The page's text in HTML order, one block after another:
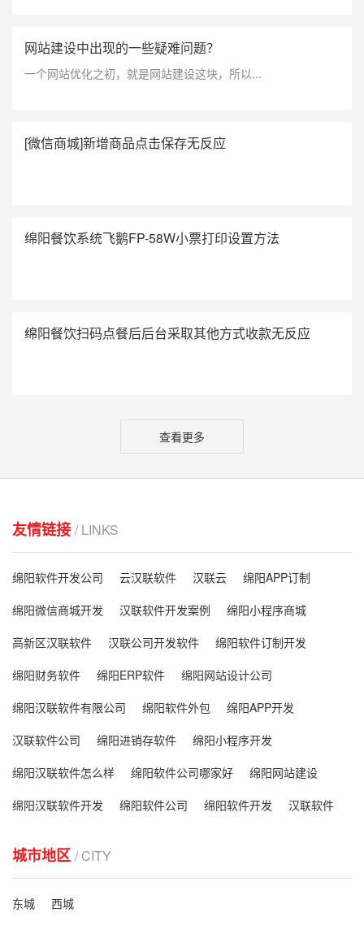
网站建设中出现的一些疑难问题？
一个网站优化之初，就是网站建设这块，所以...
[微信商城]新增商品点击保存无反应
绵阳餐饮系统飞鹅FP-58W小票打印设置方法
绵阳餐饮扫码点餐后后台采取其他方式收款无反应
查看更多
友情链接 / LINKS
绵阳软件开发公司 云汉联软件 汉联云
绵阳APP订制
绵阳微信商城开发
汉联软件开发案例
绵阳小程序商城
高新区汉联软件
汉联公司开发软件
绵阳软件订制开发
绵阳财务软件
绵阳ERP软件
绵阳网站设计公司
绵阳汉联软件有限公司
绵阳软件外包
绵阳APP开发
汉联软件公司
绵阳进销存软件
绵阳小程序开发
绵阳汉联软件怎么样
绵阳软件公司哪家好
绵阳网站建设
绵阳汉联软件开发
绵阳软件公司 绵阳软件开发 汉联软件
城市地区 / CITY
东城 西城